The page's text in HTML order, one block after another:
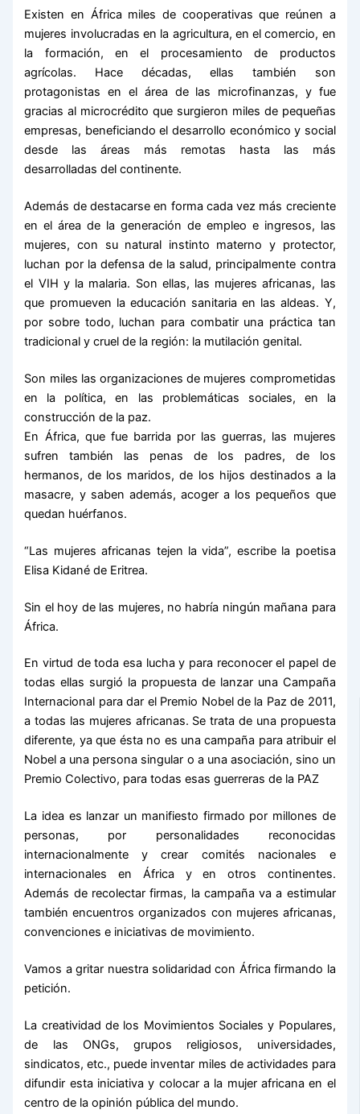
Existen en África miles de cooperativas que reúnen a
mujeres involucradas en la agricultura, en el comercio, en
la formación, en el procesamiento de productos
agrícolas. Hace décadas, ellas también son
protagonistas en el área de las microfinanzas, y fue
gracias al microcrédito que surgieron miles de pequeñas
empresas, beneficiando el desarrollo económico y social
desde las áreas más remotas hasta las más
desarrolladas del continente.
Además de destacarse en forma cada vez más creciente
en el área de la generación de empleo e ingresos, las
mujeres, con su natural instinto materno y protector,
luchan por la defensa de la salud, principalmente contra
el VIH y la malaria. Son ellas, las mujeres africanas, las
que promueven la educación sanitaria en las aldeas. Y,
por sobre todo, luchan para combatir una práctica tan
tradicional y cruel de la región: la mutilación genital.
Son miles las organizaciones de mujeres comprometidas
en la política, en las problemáticas sociales, en la
construcción de la paz.
En África, que fue barrida por las guerras, las mujeres
sufren también las penas de los padres, de los
hermanos, de los maridos, de los hijos destinados a la
masacre, y saben además, acoger a los pequeños que
quedan huérfanos.
“Las mujeres africanas tejen la vida”, escribe la poetisa
Elisa Kidané de Eritrea.
Sin el hoy de las mujeres, no habría ningún mañana para
África.
En virtud de toda esa lucha y para reconocer el papel de
todas ellas surgió la propuesta de lanzar una Campaña
Internacional para dar el Premio Nobel de la Paz de 2011,
a todas las mujeres africanas. Se trata de una propuesta
diferente, ya que ésta no es una campaña para atribuir el
Nobel a una persona singular o a una asociación, sino un
Premio Colectivo, para todas esas guerreras de la PAZ
La idea es lanzar un manifiesto firmado por millones de
personas, por personalidades reconocidas
internacionalmente y crear comités nacionales e
internacionales en África y en otros continentes.
Además de recolectar firmas, la campaña va a estimular
también encuentros organizados con mujeres africanas,
convenciones e iniciativas de movimiento.
Vamos a gritar nuestra solidaridad con África firmando la
petición.
La creatividad de los Movimientos Sociales y Populares,
de las ONGs, grupos religiosos, universidades,
sindicatos, etc., puede inventar miles de actividades para
difundir esta iniciativa y colocar a la mujer africana en el
centro de la opinión pública del mundo.